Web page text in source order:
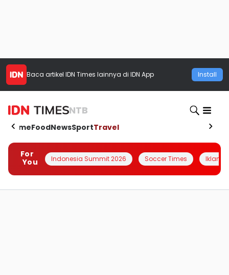
Baca artikel IDN Times lainnya di IDN App Install
NTB
HomeFoodNewsSportTravel
For
You
Indonesia Summit 2026 Soccer Times Iklanin